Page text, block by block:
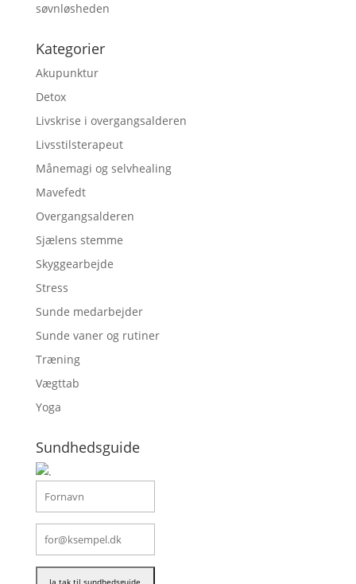
søvnløsheden
Kategorier
Akupunktur
Detox
Livskrise i overgangsalderen
Livsstilsterapeut
Månemagi og selvhealing
Mavefedt
Overgangsalderen
Sjælens stemme
Skyggearbejde
Stress
Sunde medarbejder
Sunde vaner og rutiner
Træning
Vægttab
Yoga
Sundhedsguide